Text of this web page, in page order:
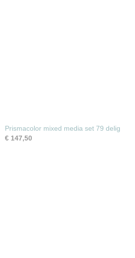
Prismacolor mixed media set 79 delig
€ 147,50